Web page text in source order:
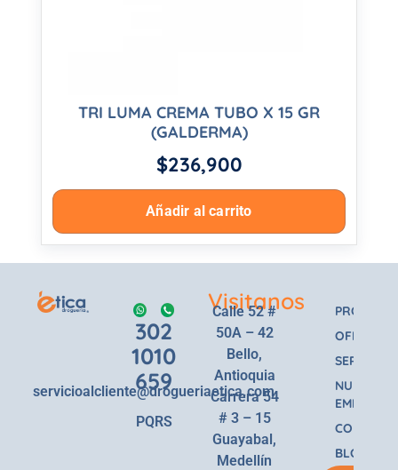
TRI LUMA CREMA TUBO X 15 GR
(GALDERMA)
$236,900
Añadir al carrito
302
1010
659
servicioalcliente@drogueriaetica.com
PQRS
Visitanos
Calle 52 #
50A – 42
Bello,
Antioquia
Carrera 54
# 3 – 15
Guayabal,
Medellín
OFERTAS
SERVICIOS
NUESTRA
EMPRESA
BLOG